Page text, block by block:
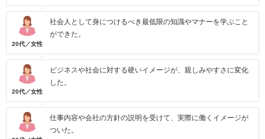
20代／女性
社会人として身につけるべき最低限の知識やマナーを学ぶこと
ができた。
20代／女性
ビジネスや社会に対する硬いイメージが、親しみやすさに変化
した。
仕事内容や会社の方針の説明を受けて、実際に働くイメージが
ついた。